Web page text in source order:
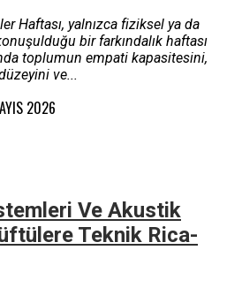
Haftası, yalnızca fiziksel ya da
bir farkındalık haftası
toplumun empati kapasitesini,
ve...
2026
Ve Akustik
Teknik Rica-